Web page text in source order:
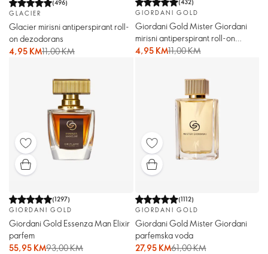
(496)
GLACIER
Glacier mirisni antiperspirant roll-
on dezodorans
4,95 KM11,00 KM
(432)
GIORDANI GOLD
Giordani Gold Mister Giordani
mirisni antiperspirant roll-on
dezodorans
4,95 KM11,00 KM
(1297)
GIORDANI GOLD
Giordani Gold Essenza Man Elixir
parfem
55,95 KM93,00 KM
(1112)
GIORDANI GOLD
Giordani Gold Mister Giordani
parfemska voda
27,95 KM61,00 KM